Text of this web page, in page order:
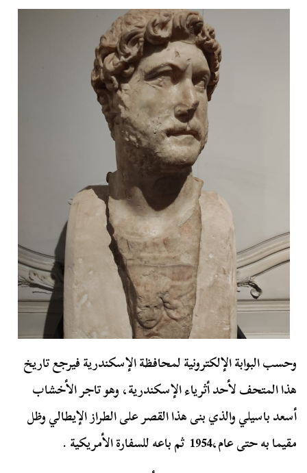
وحسب البوابة الإلكترونية لمحافظة الإسكندرية فيرجع تاريخ
هذا المتحف لأحد أثرياء الإسكندرية، وهو تاجر الأخشاب
أسعد باسيلي والذي بنى هذا القصر على الطراز الإيطالي وظل
مقيما به حتى عام،1954 ثم باعه للسفارة الأمريكية .